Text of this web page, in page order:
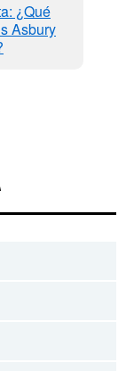
¿Qué
Asbury